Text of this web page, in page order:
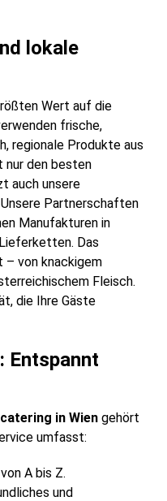
lokale
Wert auf die
frische,
regionale Produkte aus
nur den besten
auch unsere
Partnerschaften
Manufakturen in
Das
– von knackigem
Fleisch.
die Ihre Gäste
Entspannt
in Wien gehört
umfasst:
A bis Z.
und